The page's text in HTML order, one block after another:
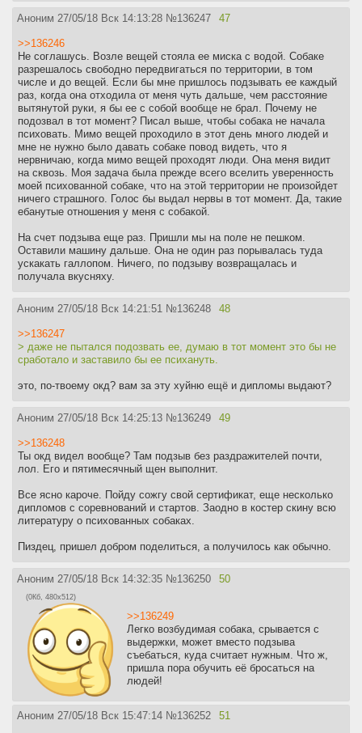
Аноним 27/05/18 Вск 14:13:28 №136247 47
>>136246
Не соглашусь. Возле вещей стояла ее миска с водой. Собаке
разрешалось свободно передвигаться по территории, в том
числе и до вещей. Если бы мне пришлось подзывать ее каждый
раз, когда она отходила от меня чуть дальше, чем расстояние
вытянутой руки, я бы ее с собой вообще не брал. Почему не
подозвал в тот момент? Писал выше, чтобы собака не начала
психовать. Мимо вещей проходило в этот день много людей и
мне не нужно было давать собаке повод видеть, что я
нервничаю, когда мимо вещей проходят люди. Она меня видит
на сквозь. Моя задача была прежде всего вселить уверенность
моей психованной собаке, что на этой территории не произойдет
ничего страшного. Голос бы выдал нервы в тот момент. Да, такие
ебанутые отношения у меня с собакой.
На счет подзыва еще раз. Пришли мы на поле не пешком.
Оставили машину дальше. Она не один раз порывалась туда
ускакать галлопом. Ничего, по подзыву возвращалась и
получала вкусняху.
Аноним 27/05/18 Вск 14:21:51 №136248 48
>>136247
> даже не пытался подозвать ее, думаю в тот момент это бы не
сработало и заставило бы ее психануть.
это, по-твоему окд? вам за эту хуйню ещё и дипломы выдают?
Аноним 27/05/18 Вск 14:25:13 №136249 49
>>136248
Ты окд видел вообще? Там подзыв без раздражителей почти,
лол. Его и пятимесячный щен выполнит.
Все ясно кароче. Пойду сожгу свой сертификат, еще несколько
дипломов с соревнований и стартов. Заодно в костер скину всю
литературу о психованных собаках.
Пиздец, пришел добром поделиться, а получилось как обычно.
Аноним 27/05/18 Вск 14:32:35 №136250 50
(0Кб, 480x512)
>>136249
Легко возбудимая собака, срывается с
выдержки, может вместо подзыва
съебаться, куда считает нужным. Что ж,
пришла пора обучить её бросаться на
людей!
Аноним 27/05/18 Вск 15:47:14 №136252 51